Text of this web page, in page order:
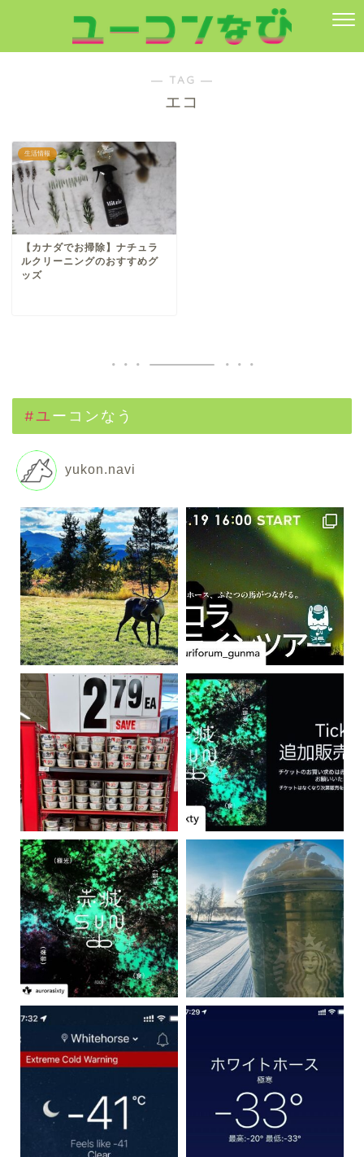
― TAG ―
エコ
生活情報
【カナダでお掃除】ナチュラ
ルクリーニングのおすすめグ
ッズ
#ユーコンなう
yukon.navi